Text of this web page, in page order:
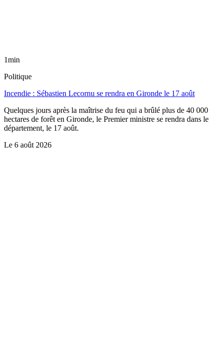
1min
Politique
Incendie : Sébastien Lecornu se rendra en Gironde le 17 août
Quelques jours après la maîtrise du feu qui a brûlé plus de 40 000
hectares de forêt en Gironde, le Premier ministre se rendra dans le
département, le 17 août.
Le 6 août 2026